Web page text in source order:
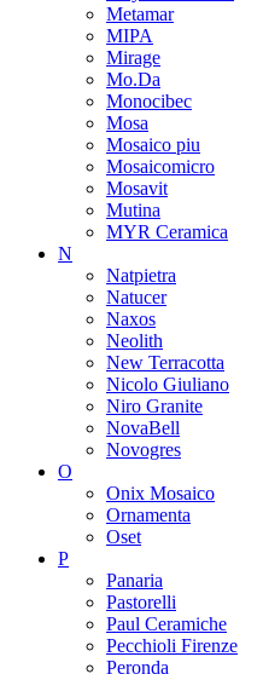
Metamar
MIPA
Mirage
Mo.Da
Monocibec
Mosa
Mosaico piu
Mosaicomicro
Mosavit
Mutina
MYR Ceramica
N
Natpietra
Natucer
Naxos
Neolith
New Terracotta
Nicolo Giuliano
Niro Granite
NovaBell
Novogres
O
Onix Mosaico
Ornamenta
Oset
P
Panaria
Pastorelli
Paul Ceramiche
Pecchioli Firenze
Peronda